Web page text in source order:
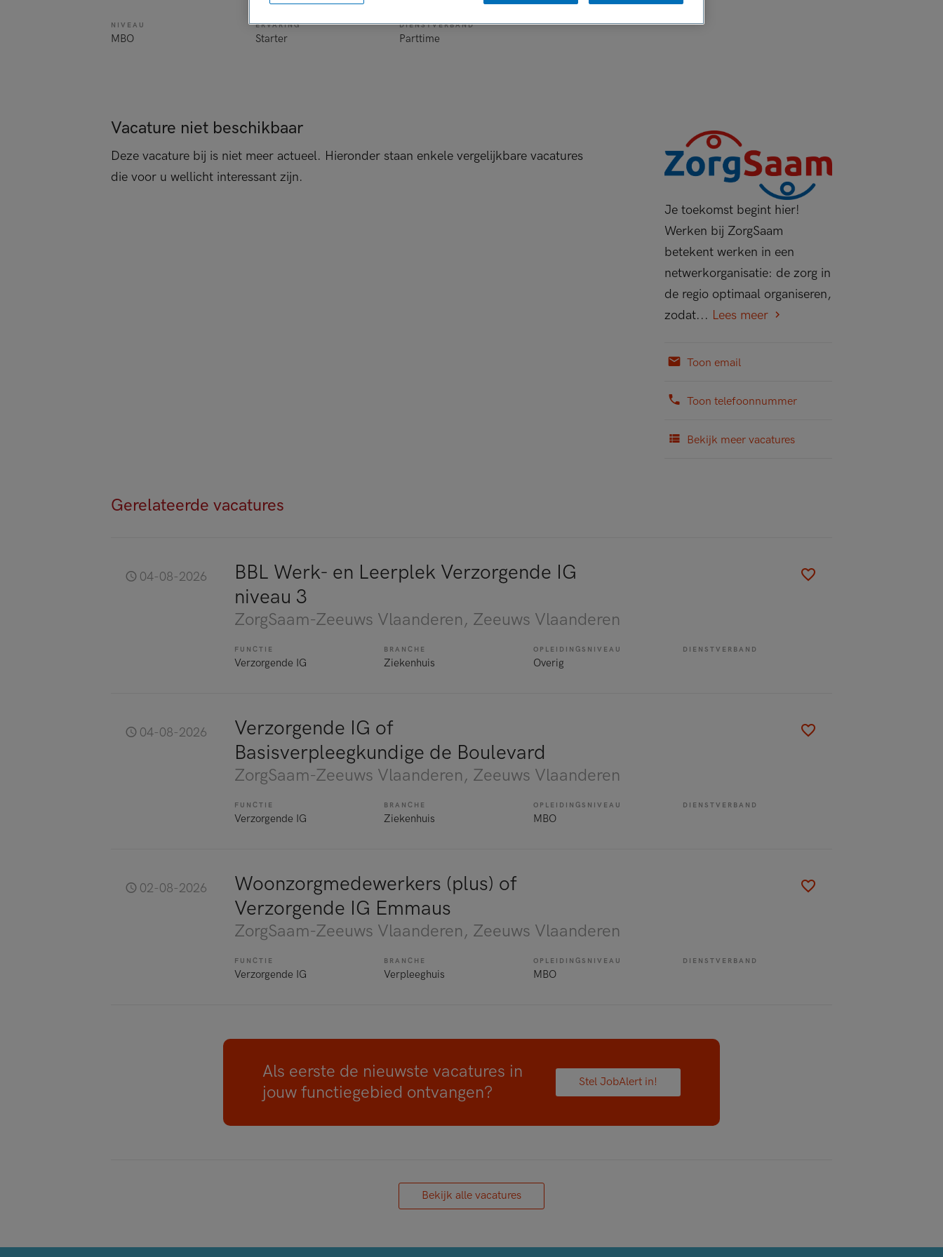
NIVEAU
MBO
ERVARING
Starter
DIENSTVERBAND
Parttime
Vacature niet beschikbaar
Deze vacature bij is niet meer actueel. Hieronder staan enkele vergelijkbare vacatures
die voor u wellicht interessant zijn.
Je toekomst begint hier!
Werken bij ZorgSaam
betekent werken in een
netwerkorganisatie: de zorg in
de regio optimaal organiseren,
zodat... Lees meer
Toon email
Toon telefoonnummer
Bekijk meer vacatures
Gerelateerde vacatures
04-08-2026
BBL Werk- en Leerplek Verzorgende IG
niveau 3
ZorgSaam-Zeeuws Vlaanderen, Zeeuws Vlaanderen
FUNCTIE
Verzorgende IG
BRANCHE
Ziekenhuis
OPLEIDINGSNIVEAU
Overig
DIENSTVERBAND
04-08-2026
Verzorgende IG of
Basisverpleegkundige de Boulevard
ZorgSaam-Zeeuws Vlaanderen, Zeeuws Vlaanderen
FUNCTIE
Verzorgende IG
BRANCHE
Ziekenhuis
OPLEIDINGSNIVEAU
MBO
DIENSTVERBAND
02-08-2026
Woonzorgmedewerkers (plus) of
Verzorgende IG Emmaus
ZorgSaam-Zeeuws Vlaanderen, Zeeuws Vlaanderen
FUNCTIE
Verzorgende IG
BRANCHE
Verpleeghuis
OPLEIDINGSNIVEAU
MBO
DIENSTVERBAND
Als eerste de nieuwste vacatures in
jouw functiegebied ontvangen?
Stel JobAlert in!
Bekijk alle vacatures